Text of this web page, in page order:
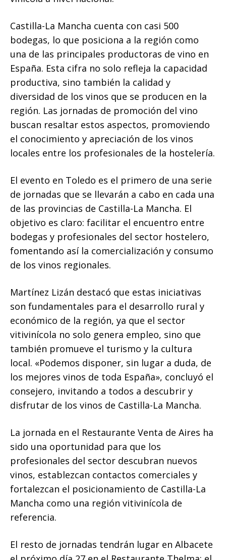
Castilla-La Mancha cuenta con casi 500
bodegas, lo que posiciona a la región como
una de las principales productoras de vino en
España. Esta cifra no solo refleja la capacidad
productiva, sino también la calidad y
diversidad de los vinos que se producen en la
región. Las jornadas de promoción del vino
buscan resaltar estos aspectos, promoviendo
el conocimiento y apreciación de los vinos
locales entre los profesionales de la hostelería.
El evento en Toledo es el primero de una serie
de jornadas que se llevarán a cabo en cada una
de las provincias de Castilla-La Mancha. El
objetivo es claro: facilitar el encuentro entre
bodegas y profesionales del sector hostelero,
fomentando así la comercialización y consumo
de los vinos regionales.
Martínez Lizán destacó que estas iniciativas
son fundamentales para el desarrollo rural y
económico de la región, ya que el sector
vitivinícola no solo genera empleo, sino que
también promueve el turismo y la cultura
local. «Podemos disponer, sin lugar a duda, de
los mejores vinos de toda España», concluyó el
consejero, invitando a todos a descubrir y
disfrutar de los vinos de Castilla-La Mancha.
La jornada en el Restaurante Venta de Aires ha
sido una oportunidad para que los
profesionales del sector descubran nuevos
vinos, establezcan contactos comerciales y
fortalezcan el posicionamiento de Castilla-La
Mancha como una región vitivinícola de
referencia.
El resto de jornadas tendrán lugar en Albacete